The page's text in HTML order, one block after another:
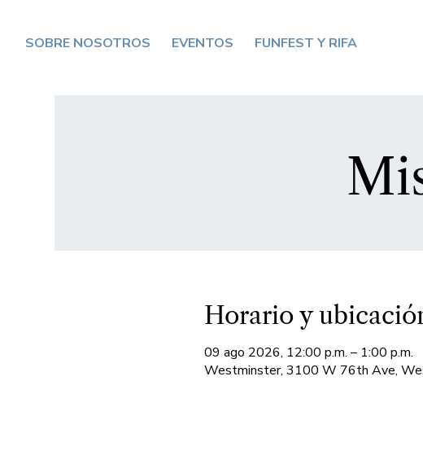
SOBRE NOSOTROS EVENTOS FUNFEST Y RIFA
Horario y
09 ago 2026, 12:00 p.m. – 1:00 p.m.
Westminster, 3100 W 76th Ave,